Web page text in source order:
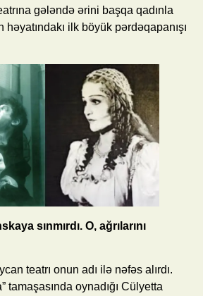
gələndə ərini başqa qadınla
ilk böyük pərdəqapanışı
sınmırdı. O, ağrılarını
teatrı onun adı ilə nəfəs alırdı.
tamaşasında oynadığı Cülyetta